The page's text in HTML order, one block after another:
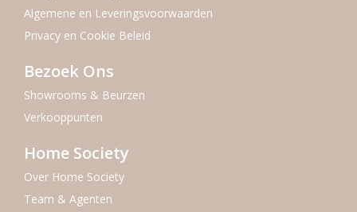
Algemene en Leveringsvoorwaarden
Privacy en Cookie Beleid
Bezoek Ons
Showrooms & Beurzen
Verkooppunten
Home Society
Over Home Society
Team & Agenten